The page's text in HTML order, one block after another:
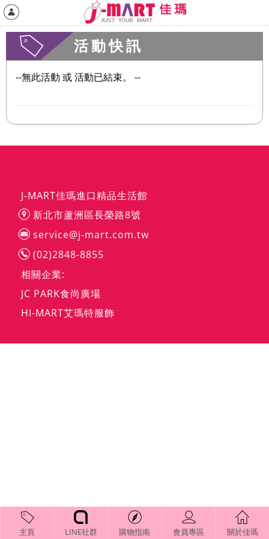
活動快訊
--無此活動 或 活動已結束。 --
J-MART佳瑪進口精品生活館
新北市蘆洲區長榮路8號
service@j-mart.com.tw
(02)2848-8855
相關企業:
JC PARK食尚廣場
HI-MART艾瑪特服飾
主頁 LINE社群 購物指南 會員專區 關於佳瑪